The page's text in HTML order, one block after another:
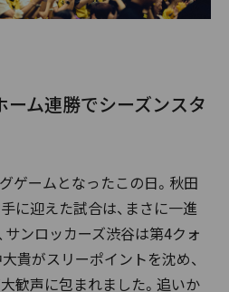
ーム連勝でシーズンスタ
ゲームとなったこの日。秋田
に迎えた試合は、まさに一進
サンロッカーズ渋谷は第4クォ
貴がスリーポイントを沈め、
歓声に包まれました。追いか